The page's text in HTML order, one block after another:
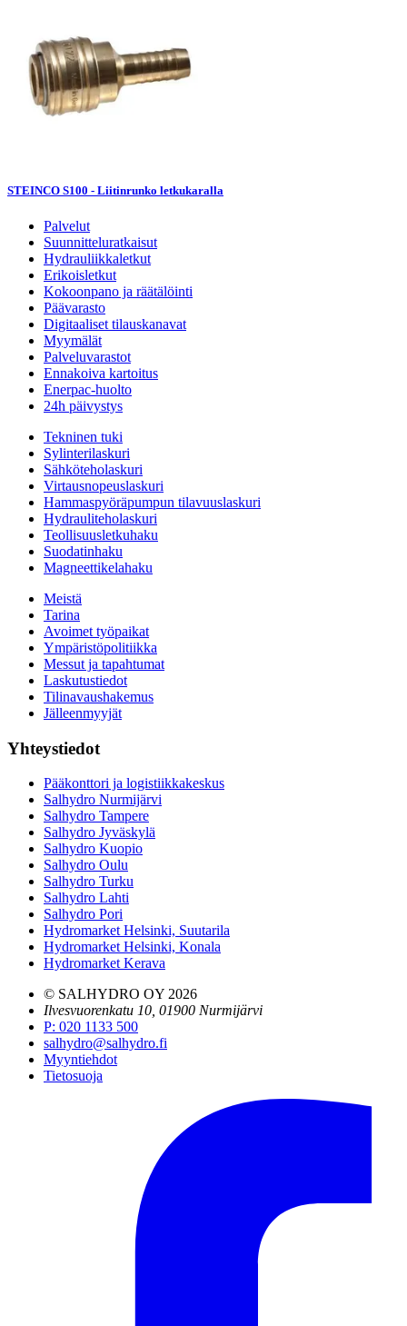
STEINCO S100 - Liitinrunko letkukaralla
Palvelut
Suunnitteluratkaisut
Hydrauliikkaletkut
Erikoisletkut
Kokoonpano ja räätälöinti
Päävarasto
Digitaaliset tilauskanavat
Myymälät
Palveluvarastot
Ennakoiva kartoitus
Enerpac-huolto
24h päivystys
Tekninen tuki
Sylinterilaskuri
Sähköteholaskuri
Virtausnopeuslaskuri
Hammaspyöräpumpun tilavuuslaskuri
Hydrauliteholaskuri
Teollisuusletkuhaku
Suodatinhaku
Magneettikelahaku
Meistä
Tarina
Avoimet työpaikat
Ympäristöpolitiikka
Messut ja tapahtumat
Laskutustiedot
Tilinavaushakemus
Jälleenmyyjät
Yhteystiedot
Pääkonttori ja logistiikkakeskus
Salhydro Nurmijärvi
Salhydro Tampere
Salhydro Jyväskylä
Salhydro Kuopio
Salhydro Oulu
Salhydro Turku
Salhydro Lahti
Salhydro Pori
Hydromarket Helsinki, Suutarila
Hydromarket Helsinki, Konala
Hydromarket Kerava
© SALHYDRO OY 2026
Ilvesvuorenkatu 10, 01900 Nurmijärvi
P: 020 1133 500
salhydro@salhydro.fi
Myyntiehdot
Tietosuoja